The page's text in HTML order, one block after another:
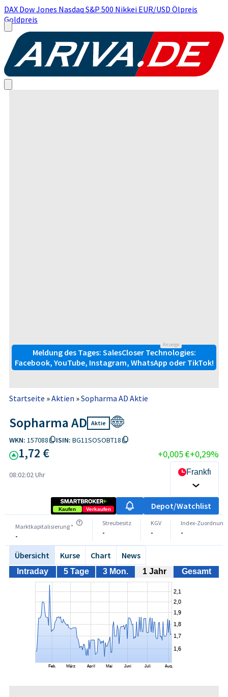
DAX Dow Jones Nasdaq S&P 500 Nikkei EUR/USD Ölpreis
Goldpreis
Anzeige
Meldung des Tages: SalesCloser Technologies:
Facebook, YouTube, Instagram, WhatsApp oder TikTok!
Startseite »Aktien »Sopharma AD Aktie
Sopharma AD Aktie
WKN: 157088 ISIN: BG11SOSOBT18
1,72 € +0,005 €+0,29%
08:02:02 Uhr Frankfurt
Kaufen Verkaufen Depot/Watchlist
Marktkapitalisierung *
-
Streubesitz
-
KGV
-
Index-Zuordnung
-
Übersicht Kurse Chart News
Intraday 5 Tage 3 Mon. 1 Jahr Gesamt